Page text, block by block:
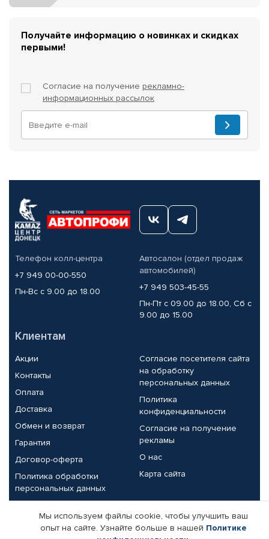
Получайте информацию о новинках и скидках
первыми!
Согласие на получение рекламно-
информационных рассылок
Телефон колл-центра
+7 949 00-00-550
Пн-Вс с 9.00 до 18.00
Автосалон (отдел продаж
автомобилей)
+7 949 503-45-55
Пн-Пт с 09.00 до 18.00, Сб с
9.00 до 15.00
Клиентам
Акции
Контакты
Оплата
Доставка
Обмен и возврат
Гарантия
Договор-оферта
Политика обработки
персональных данных
Согласие посетителя сайта
на обработку
персональных данных
Политика
конфиденциальности
Согласие на получение
рекламы
О нас
Карта сайта
Партнерам
Мы используем файлы cookie, чтобы улучшить ваш
опыт на сайте. Узнайте больше в нашей Политике